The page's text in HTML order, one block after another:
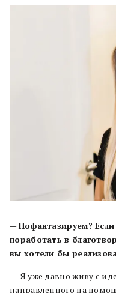
—Пофантазируем?
поработать в
вы хотели бы
— Я уже давно живу с
направленного на